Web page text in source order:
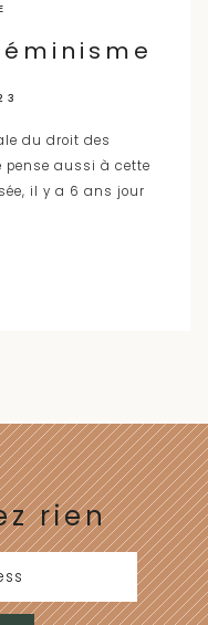
du droit des
aussi à cette
il y a 6 ans jour
rien